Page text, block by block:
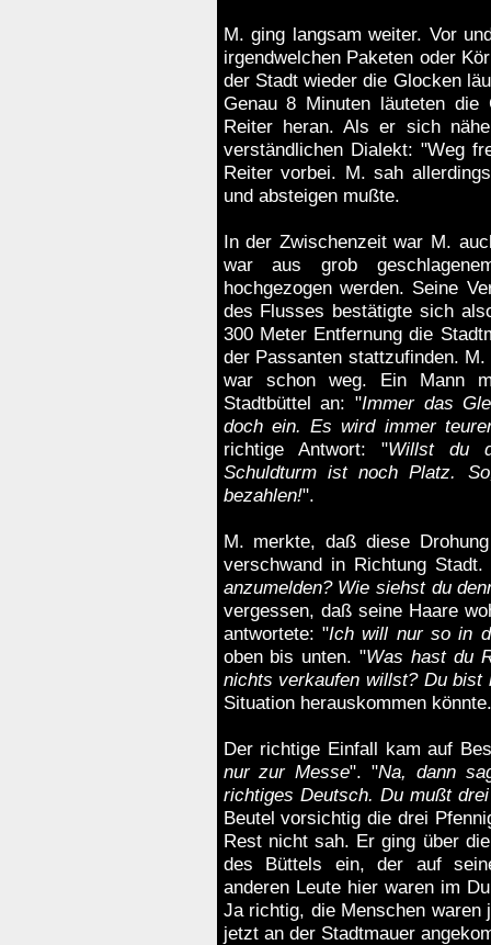
M. ging langsam weiter. Vor
irgendwelchen Paketen oder
der Stadt wieder die Glocken
Genau 8 Minuten läuteten
Reiter heran. Als er sich
verständlichen Dialekt: "Weg
Reiter vorbei. M. sah
und absteigen mußte.
In der Zwischenzeit war M.
war aus grob
hochgezogen werden. Seine
des Flusses bestätigte sich
300 Meter Entfernung die
der Passanten stattzufinden.
war schon weg. Ein Mann
Stadtbüttel an: "Immer das
doch ein. Es wird immer
richtige Antwort: "Willst du
Schuldturm ist noch Platz.
bezahlen!".
M. merkte, daß diese
verschwand in Richtung
anzumelden? Wie siehst du
vergessen, daß seine Haare
antwortete: "Ich will nur so in
oben bis unten. "Was hast du
nichts verkaufen willst? Du bist
Situation herauskommen könnte.
Der richtige Einfall kam auf
nur zur Messe". "Na, dann
richtiges Deutsch. Du mußt
Beutel vorsichtig die drei
Rest nicht sah. Er ging über
des Büttels ein, der auf
anderen Leute hier waren im
Ja richtig, die Menschen
jetzt an der Stadtmauer